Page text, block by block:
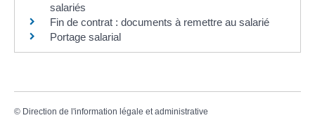
salariés
Fin de contrat : documents à remettre au salarié
Portage salarial
© Direction de l'information légale et administrative